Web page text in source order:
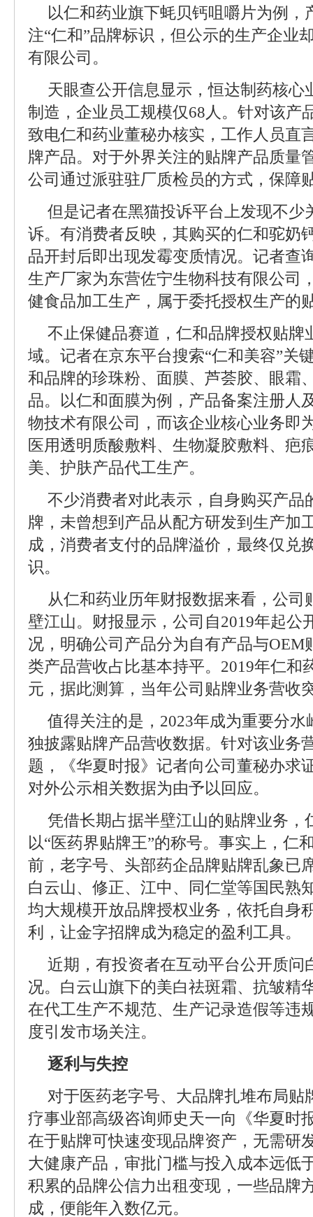
以仁和药业旗下蚝贝钙咀嚼片为例，
注“仁和”品牌标识，但公示的生产企业
有限公司。
天眼查公开信息显示，恒达制药核心
制造，企业员工规模仅68人。针对该产
致电仁和药业董秘办核实，工作人员直
牌产品。对于外界关注的贴牌产品质量
公司通过派驻驻厂质检员的方式，保障
但是记者在黑猫投诉平台上发现不少
诉。有消费者反映，其购买的仁和驼奶
品开封后即出现发霉变质情况。记者查
生产厂家为东营佐宁生物科技有限公司
健食品加工生产，属于委托授权生产的
不止保健品赛道，仁和品牌授权贴牌
域。记者在京东平台搜索“仁和美容”关
和品牌的珍珠粉、面膜、芦荟胶、眼霜
品。以仁和面膜为例，产品备案注册人
物技术有限公司，而该企业核心业务即
医用透明质酸敷料、生物凝胶敷料、疤
美、护肤产品代工生产。
不少消费者对此表示，自身购买产品
牌，未曾想到产品从配方研发到生产加
成，消费者支付的品牌溢价，最终仅兑
识。
从仁和药业历年财报数据来看，公司
壁江山。财报显示，公司自2019年起公
况，明确公司产品分为自有产品与OEM
类产品营收占比基本持平。2019年仁和
元，据此测算，当年公司贴牌业务营收
值得关注的是，2023年成为重要分
独披露贴牌产品营收数据。针对该业务
题，《华夏时报》记者向公司董秘办求
对外公示相关数据为由予以回应。
凭借长期占据半壁江山的贴牌业务，
以“医药界贴牌王”的称号。事实上，仁
前，老字号、头部药企品牌贴牌乱象已
白云山、修正、江中、同仁堂等国民熟
均大规模开放品牌授权业务，依托自身
利，让金字招牌成为稳定的盈利工具。
近期，有投资者在互动平台公开质问
况。白云山旗下的美白祛斑霜、抗皱精
在代工生产不规范、生产记录造假等违
度引发市场关注。
逐利与失控
对于医药老字号、大品牌扎堆布局贴
疗事业部高级咨询师史天一向《华夏时
在于贴牌可快速变现品牌资产，无需研
大健康产品，审批门槛与投入成本远低
积累的品牌公信力出租变现，一些品牌
成，便能年入数亿元。